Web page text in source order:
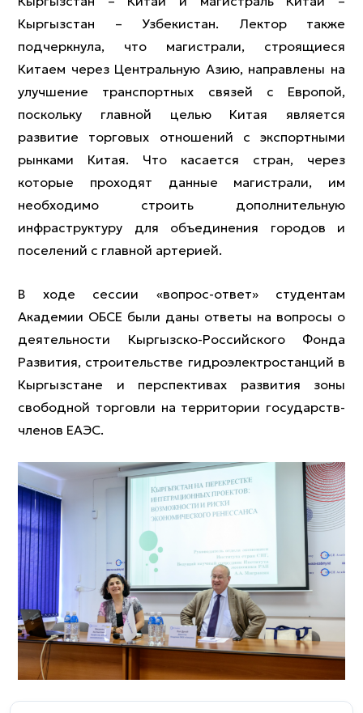
Кыргызстан – Узбекистан. Лектор также
подчеркнула, что магистрали, строящиеся
Китаем через Центральную Азию, направлены на
улучшение транспортных связей с Европой,
поскольку главной целью Китая является
развитие торговых отношений с экспортными
рынками Китая. Что касается стран, через
которые проходят данные магистрали, им
необходимо строить дополнительную
инфраструктуру для объединения городов и
поселений с главной артерией.
В ходе сессии «вопрос-ответ» студентам
Академии ОБСЕ были даны ответы на вопросы о
деятельности Кыргызско-Российского Фонда
Развития, строительстве гидроэлектростанций в
Кыргызстане и перспективах развития зоны
свободной торговли на территории государств-
членов ЕАЭС.